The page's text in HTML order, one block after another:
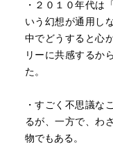
・２０１０年代は
いう幻想が通用し
中でどうすると心
リーに共感するか
た。
・すごく不思議な
るが、一方で、わ
物でもある。